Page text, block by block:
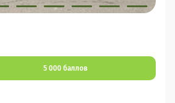
5 000 баллов